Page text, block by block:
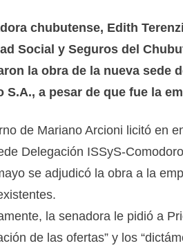
chubutense, Edith
Social y Seguros del
la obra de la nueva sede
S.A., a pesar de que fue la
de Mariano Arcioni licitó en
Delegación ISSyS-
se adjudicó la obra a la
la senadora le pidió a
de las ofertas” y los